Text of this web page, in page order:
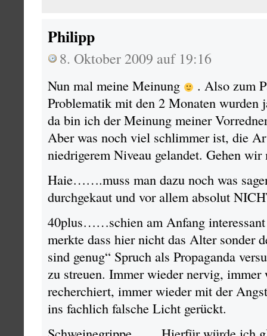
Philipp
8. Oktober 2009 auf 19:16
Nun mal meine Meinung
. Also zum
Problematik mit den 2 Monaten wurden
da bin ich der Meinung meiner
Aber was noch viel schlimmer ist, die
niedrigerem Niveau gelandet. Gehen
Haie…….muss man dazu noch was
durchgekaut und vor allem absolut
40plus……schien am Anfang
merkte dass hier nicht das Alter sonder
sind genug“ Spruch als Propaganda
zu streuen. Immer wieder nervig, immer
recherchiert, immer wieder mit der
ins fachlich falsche Licht gerückt.